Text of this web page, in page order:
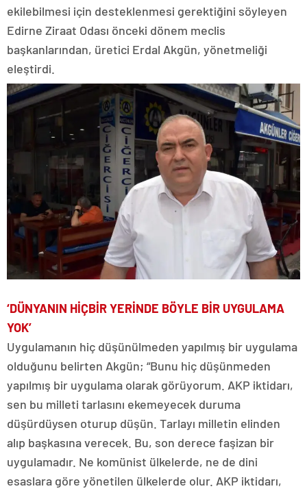
ekilebilmesi için desteklenmesi gerektiğini söyleyen
Edirne Ziraat Odası önceki dönem meclis
başkanlarından, üretici Erdal Akgün, yönetmeliği
eleştirdi.
‘DÜNYANIN HİÇBİR YERİNDE BÖYLE BİR UYGULAMA
YOK’
Uygulamanın hiç düşünülmeden yapılmış bir uygulama
olduğunu belirten Akgün; “Bunu hiç düşünmeden
yapılmış bir uygulama olarak görüyorum. AKP iktidarı,
sen bu milleti tarlasını ekemeyecek duruma
düşürdüysen oturup düşün. Tarlayı milletin elinden
alıp başkasına verecek. Bu, son derece faşizan bir
uygulamadır. Ne komünist ülkelerde, ne de dini
esaslara göre yönetilen ülkelerde olur. AKP iktidarı,